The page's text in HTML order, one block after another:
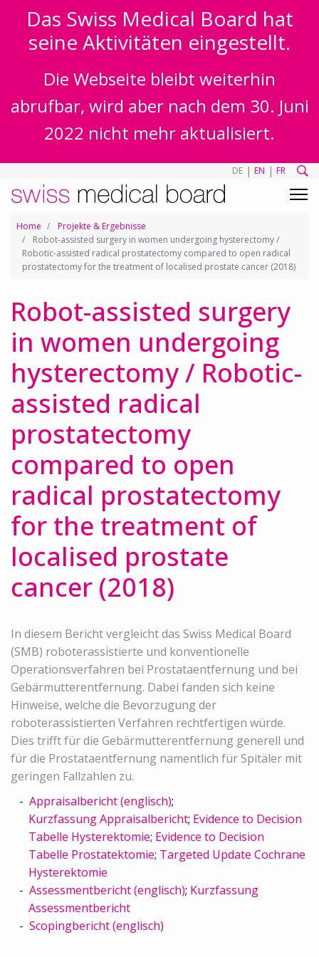
Das Swiss Medical Board hat
seine Aktivitäten eingestellt.
Die Webseite bleibt weiterhin
abrufbar, wird aber nach dem 30. Juni
2022 nicht mehr aktualisiert.
DE | EN | FR
Home
Projekte & Ergebnisse
Robot-assisted surgery in women undergoing hysterectomy /
Robotic-assisted radical prostatectomy compared to open radical
prostatectomy for the treatment of localised prostate cancer (2018)
Robot-assisted surgery
in women undergoing
hysterectomy / Robotic-
assisted radical
prostatectomy
compared to open
radical prostatectomy
for the treatment of
localised prostate
cancer (2018)
In diesem Bericht vergleicht das Swiss Medical Board
(SMB) roboterassistierte und konventionelle
Operationsverfahren bei Prostataentfernung und bei
Gebärmutterentfernung. Dabei fanden sich keine
Hinweise, welche die Bevorzugung der
roboterassistierten Verfahren rechtfertigen würde.
Dies trifft für die Gebärmutterentfernung generell und
für die Prostataentfernung namentlich für Spitäler mit
geringen Fallzahlen zu.
Appraisalbericht (englisch);
Kurzfassung Appraisalbericht; Evidence to Decision
Tabelle Hysterektomie; Evidence to Decision
Tabelle Prostatektomie; Targeted Update Cochrane
Hysterektomie
Assessmentbericht (englisch); Kurzfassung
Assessmentbericht
Scopingbericht (englisch)